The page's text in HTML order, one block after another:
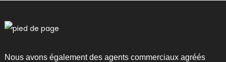
Nous avons également des agents commerciaux agréés